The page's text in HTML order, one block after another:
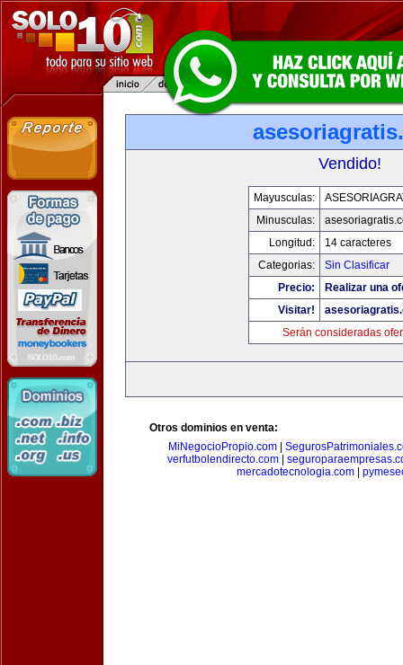
Vendido!
Mayusculas:
Minusculas:
Longitud:
14 caracteres
Categorias:
Sin Clasificar
Precio:
Realizar una
Visitar!
Serán consideradas
Otros dominios en venta:
MiNegocioPropio.com|
verfutbolendirecto.com|
mercadotecnologia.com